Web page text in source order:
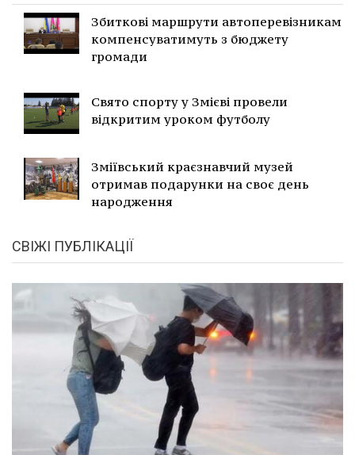
Збиткові маршрути автоперевізникам
компенсуватимуть з бюджету
громади
Свято спорту у Змієві провели
відкритим уроком футболу
Зміївський краєзнавчий музей
отримав подарунки на своє день
народження
СВІЖІ ПУБЛІКАЦІЇ